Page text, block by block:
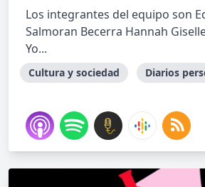
Los integrantes del equipo son
Salmoran Becerra Hannah
Yo...
Cultura y sociedad Diarios